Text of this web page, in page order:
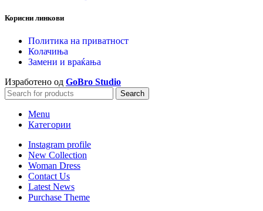
Корисни линкови
Политика на приватност
Колачиња
Замени и враќања
Изработено од GoBro Studio
Search
Menu
Категории
Instagram profile
New Collection
Woman Dress
Contact Us
Latest News
Purchase Theme